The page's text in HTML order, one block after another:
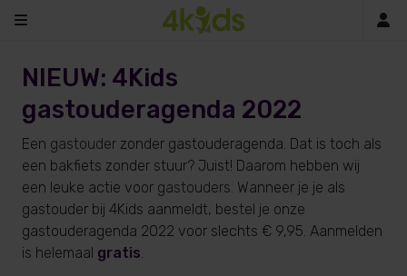
NIEUW: 4Kids
gastouderagenda 2022
Een gastouder zonder gastouderagenda. Dat is toch als
een bakfiets zonder stuur? Juist! Daarom hebben wij
een leuke actie voor gastouders. Wanneer je je als
gastouder bij 4Kids aanmeldt, bestel je onze
gastouderagenda 2022 voor slechts € 9,95. Aanmelden
is helemaal gratis.